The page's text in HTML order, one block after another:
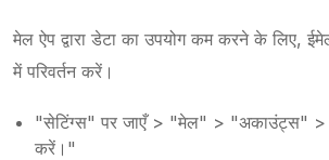
मेल ऐप द्वारा डेटा का उपयोग कम करने के लिए,
में परिवर्तन करें।
"सेटिंग्स" पर जाएँ > "मेल" > "अकाउंट्स" >
करें।"